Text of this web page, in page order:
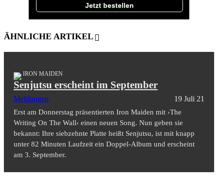
Jetzt bestellen
ÄHNLICHE ARTIKEL
IRON MAIDEN
Senjutsu erscheint im September
Meldungen 19 Juli 21
Erst am Donnerstag präsentierten Iron Maiden mit ›The
Writing On The Wall‹ einen neuen Song. Nun geben sie
bekannt: Ihre siebzehnte Platte heißt Senjutsu, ist mit knapp
unter 82 Minuten Laufzeit ein Doppel-Album und erscheint
am 3. September.